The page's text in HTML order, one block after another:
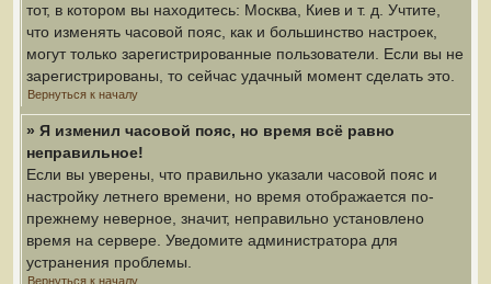
тот, в котором вы находитесь: Москва, Киев и т. д. Учтите,
что изменять часовой пояс, как и большинство настроек,
могут только зарегистрированные пользователи. Если вы не
зарегистрированы, то сейчас удачный момент сделать это.
Вернуться к началу
» Я изменил часовой пояс, но время всё равно
неправильное!
Если вы уверены, что правильно указали часовой пояс и
настройку летнего времени, но время отображается по-
прежнему неверное, значит, неправильно установлено
время на сервере. Уведомите администратора для
устранения проблемы.
Вернуться к началу